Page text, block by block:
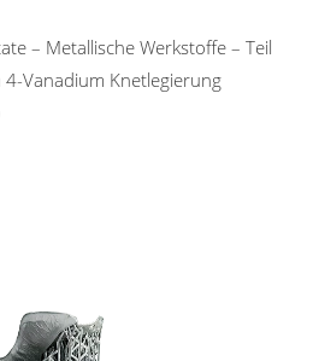
– Metallische Werkstoffe – Teil
Vanadium Knetlegierung